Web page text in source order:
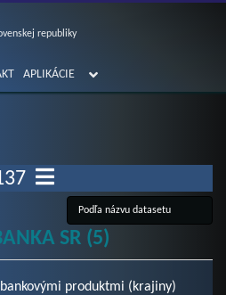
republiky
APLIKÁCIE
SR (5)
produktmi (krajiny)